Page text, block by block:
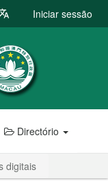
Iniciar sessão
Directório
digitais